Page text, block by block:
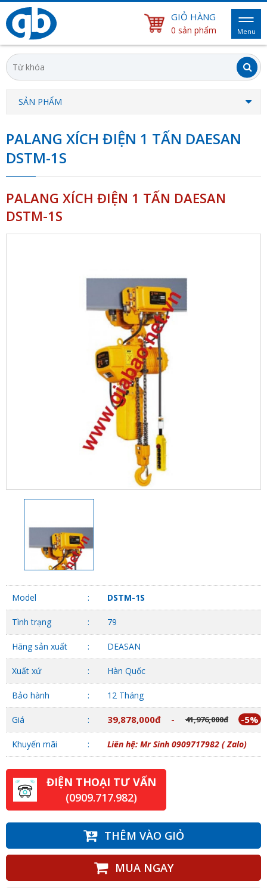
GIỎ HÀNG
0 sản phẩm Menu
SẢN PHẨM
PALANG XÍCH ĐIỆN 1 TẤN DAESAN
DSTM-1S
PALANG XÍCH ĐIỆN 1 TẤN DAESAN
DSTM-1S
Model DSTM-1S
Tình trạng 79
Hãng sản xuất DEASAN
Xuất xứ Hàn Quốc
Bảo hành 12 Tháng
Giá 39,878,000đ - 41,976,000đ -5%
Khuyến mãi Liên hệ: Mr Sinh 0909717982 ( Zalo)
ĐIỆN THOẠI TƯ VẤN
(0909.717.982)
THÊM VÀO GIỎ
MUA NGAY